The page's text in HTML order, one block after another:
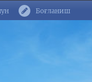
Боғланиш